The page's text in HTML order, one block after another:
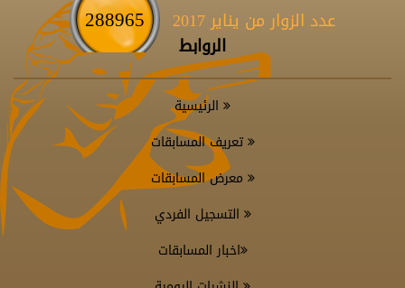
عدد الزوار من يناير 2017 288965
الروابط
الرئيسية
تعريف المسابقات
معرض المسابقات
التسجيل الفردي
اخبار المسابقات